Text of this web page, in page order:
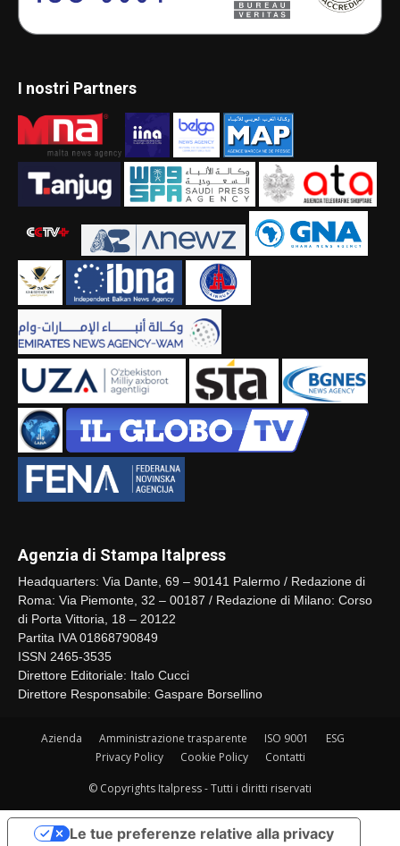
I nostri Partners
Agenzia di Stampa Italpress
Headquarters: Via Dante, 69 – 90141 Palermo / Redazione di
Roma: Via Piemonte, 32 – 00187 / Redazione di Milano: Corso
di Porta Vittoria, 18 – 20122
Partita IVA 01868790849
ISSN 2465-3535
Direttore Editoriale: Italo Cucci
Direttore Responsabile: Gaspare Borsellino
Azienda Amministrazione trasparente ISO 9001
ESG
Privacy Policy
Cookie Policy Contatti
© Copyrights Italpress - Tutti i diritti riservati
Le tue preferenze relative alla privacy